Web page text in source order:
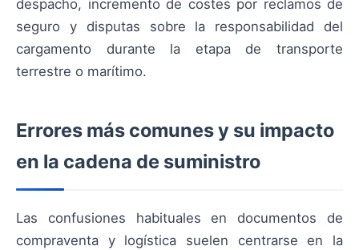
despacho, incremento de costes por reclamos de
seguro y disputas sobre la responsabilidad del
cargamento durante la etapa de transporte
terrestre o marítimo.
Errores más comunes y su impacto
en la cadena de suministro
Las confusiones habituales en documentos de
compraventa y logística suelen centrarse en la